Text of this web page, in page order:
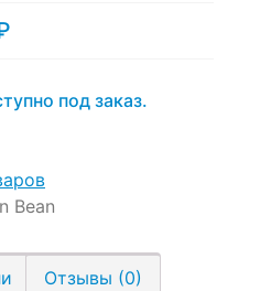
под заказ.
Bean
Отзывы (0)